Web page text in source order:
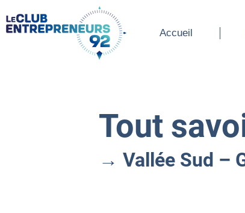
Accueil
Tout
→ Vallée Sud –
Accueil